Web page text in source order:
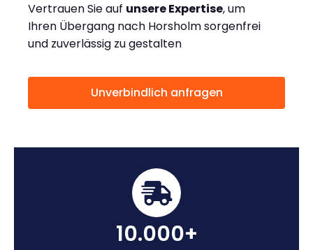
Vertrauen Sie auf unsere Expertise, um
Ihren Übergang nach Horsholm sorgenfrei
und zuverlässig zu gestalten
Unverbindlich anfragen
10.000+